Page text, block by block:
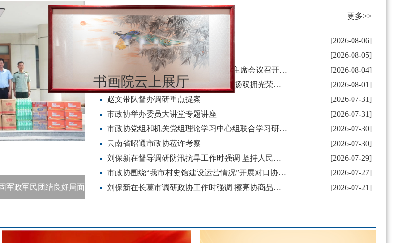
政协要闻 更多>>
江西省南昌市政协莅许考察
[2026-08-06]
田秋琴带队督办调研重点提案
[2026-08-05]
市政协党组扩大会议暨八届六十二次主席会议召开 刘保新主持并讲话
[2026-08-04]
刘保新带队走访慰问驻许部队官兵 弘扬双拥光荣传统 巩固军政军民团结良好局面
[2026-08-01]
赵文带队督办调研重点提案
[2026-07-31]
市政协举办委员大讲堂专题讲座
[2026-07-31]
市政协党组和机关党组理论学习中心组联合学习研讨会召开 刘保新主持并讲话
[2026-07-30]
云南省昭通市政协莅许考察
[2026-07-30]
刘保新在督导调研防汛抗旱工作时强调 坚持人民至上 发挥政协优势 在防汛抗旱工作中贡献政协力量
[2026-07-29]
市政协围绕“我市村史馆建设运营情况”开展对口协商调研
[2026-07-27]
刘保新在长葛市调研政协工作时强调 擦亮协商品牌 推动政协工作走深走实
[2026-07-21]
时政新闻
书画院云上展厅